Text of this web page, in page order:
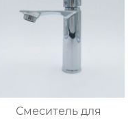
Смеситель для